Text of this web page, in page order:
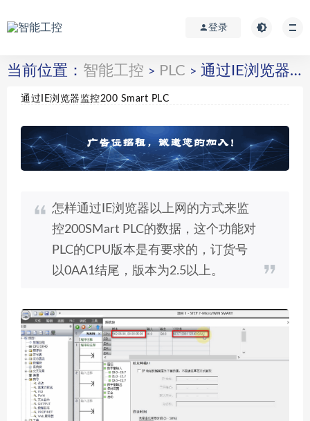
登录
当前位置： 智能工控 > PLC > 通过IE浏览器监控200 Smart PLC
通过IE浏览器监控200 Smart PLC
怎样通过IE浏览器以上网的方式来监
控200SMart PLC的数据，这个功能对
PLC的CPU版本是有要求的，订货号
以0AA1结尾，版本为2.5以上。